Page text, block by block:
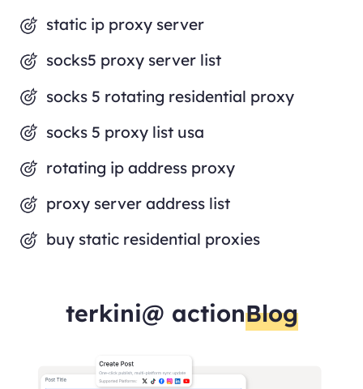
static ip proxy server
socks5 proxy server list
socks 5 rotating residential proxy
socks 5 proxy list usa
rotating ip address proxy
proxy server address list
buy static residential proxies
terkini@ actionBlog